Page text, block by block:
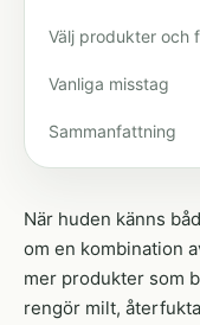
Välj produkter och
Vanliga misstag
Sammanfattning
När huden känns
om en kombination
mer produkter som
rengör milt,